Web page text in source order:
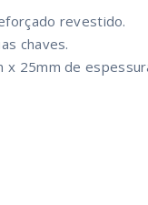
revestido.
chaves.
x 25mm de